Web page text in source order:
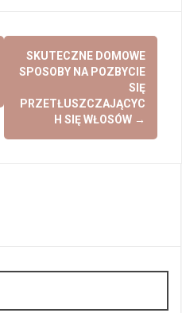
SKUTECZNE DOMOWE
SPOSOBY NA POZBYCIE
SIĘ
PRZETŁUSZCZAJĄCYC
H SIĘ WŁOSÓW →